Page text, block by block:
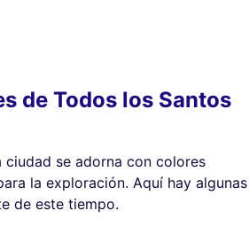
de Todos los Santos
ciudad se adorna con colores
la exploración. Aquí hay algunas
de este tiempo.